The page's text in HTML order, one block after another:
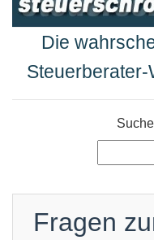
Die
Fragen